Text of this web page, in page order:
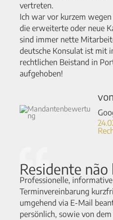
vertreten.
Ich war vor kurzem
die erweiterte oder neue
sind immer nette
deutsche Konsulat ist mit
rechtlichen Beistand in
aufgehoben!
Residente
Professionelle,
Terminvereinbarung
umgehend via E-Mail
persönlich, sowie von